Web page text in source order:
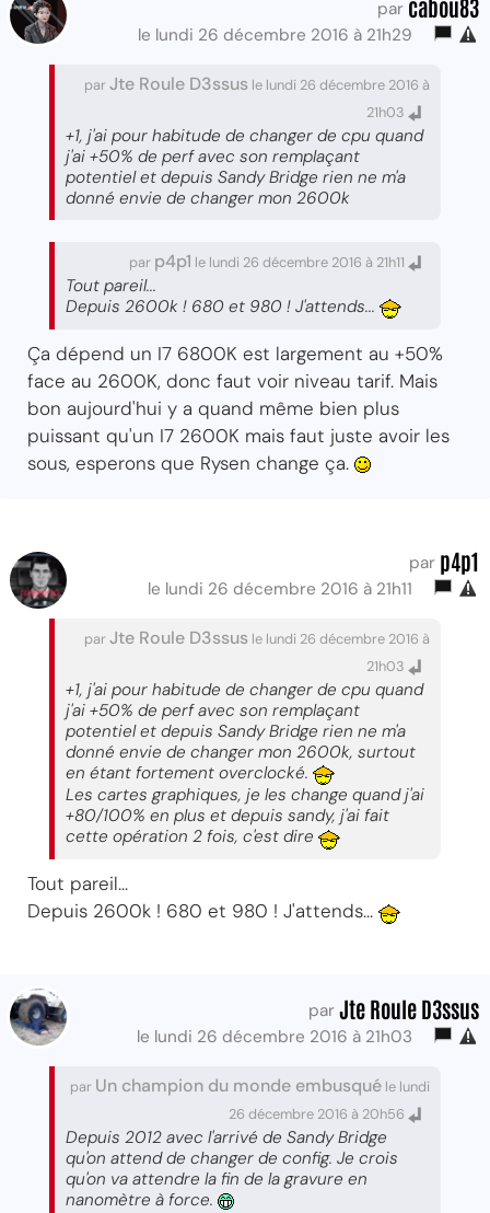
par cabou83
le lundi 26 décembre 2016 à 21h29
parJte Roule D3ssus le lundi 26 décembre 2016 à
21h03
+1, j'ai pour habitude de changer de cpu quand
j'ai +50% de perf avec son remplaçant
potentiel et depuis Sandy Bridge rien ne m'a
donné envie de changer mon 2600k
par p4p1 le lundi 26 décembre 2016 à 21h11
Tout pareil...
Depuis 2600k ! 680 et 980 ! J'attends...
Ça dépend un I7 6800K est largement au +50%
face au 2600K, donc faut voir niveau tarif. Mais
bon aujourd'hui y a quand même bien plus
puissant qu'un I7 2600K mais faut juste avoir les
sous, esperons que Rysen change ça.
par p4p1
le lundi 26 décembre 2016 à 21h11
parJte Roule D3ssus le lundi 26 décembre 2016 à
21h03
+1, j'ai pour habitude de changer de cpu quand
j'ai +50% de perf avec son remplaçant
potentiel et depuis Sandy Bridge rien ne m'a
donné envie de changer mon 2600k, surtout
en étant fortement overclocké.
Les cartes graphiques, je les change quand j'ai
+80/100% en plus et depuis sandy, j'ai fait
cette opération 2 fois, c'est dire
Tout pareil...
Depuis 2600k ! 680 et 980 ! J'attends...
par Jte Roule D3ssus
le lundi 26 décembre 2016 à 21h03
par Un champion du monde embusqué le lundi
26 décembre 2016 à 20h56
Depuis 2012 avec l'arrivé de Sandy Bridge
qu'on attend de changer de config. Je crois
qu'on va attendre la fin de la gravure en
nanomètre à force.